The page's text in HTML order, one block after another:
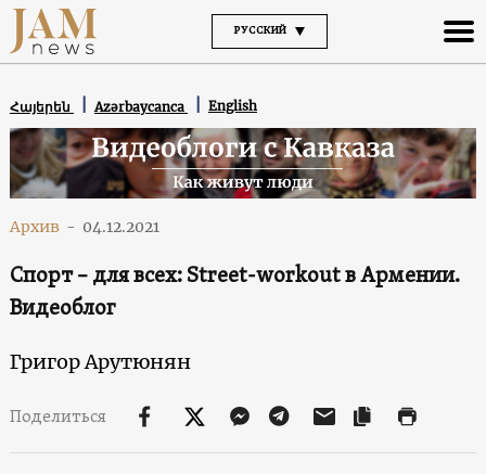
РУССКИЙ
Հայերեն Azərbaycanca English
Архив - 04.12.2021
Спорт – для всех: Street-workout в Армении.
Видеоблог
Григор Арутюнян
Поделиться